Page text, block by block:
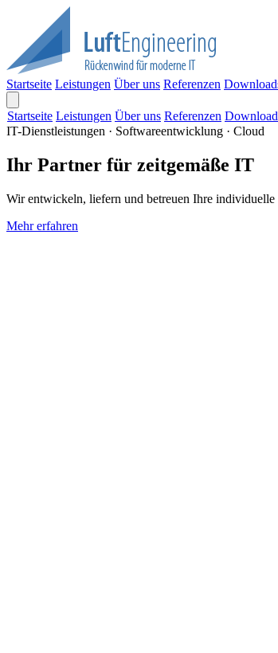
Startseite Leistungen Über uns Referenzen
Startseite Leistungen Über uns Referenzen
IT-Dienstleistungen · Softwareentwicklung · Cloud
Ihr Partner für zeitgemäße IT
Wir entwickeln, liefern und betreuen Ihre
Mehr erfahren